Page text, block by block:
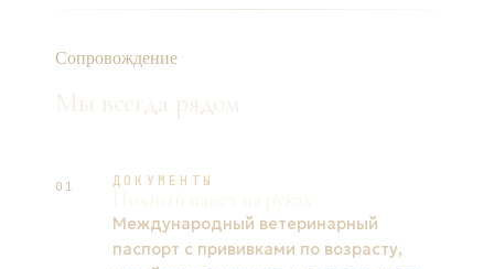
Сопровождение
Мы всегда рядом
01 ДОКУМЕНТЫ
Международный ветеринарный
паспорт с прививками по возрасту,